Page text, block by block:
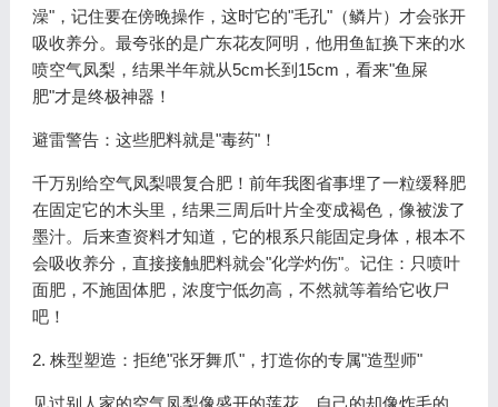
澡"，记住要在傍晚操作，这时它的"毛孔"（鳞片）才会张开
吸收养分。最夸张的是广东花友阿明，他用鱼缸换下来的水
喷空气凤梨，结果半年就从5cm长到15cm，看来"鱼屎
肥"才是终极神器！
避雷警告：这些肥料就是"毒药"！
千万别给空气凤梨喂复合肥！前年我图省事埋了一粒缓释肥
在固定它的木头里，结果三周后叶片全变成褐色，像被泼了
墨汁。后来查资料才知道，它的根系只能固定身体，根本不
会吸收养分，直接接触肥料就会"化学灼伤"。记住：只喷叶
面肥，不施固体肥，浓度宁低勿高，不然就等着给它收尸
吧！
2. 株型塑造：拒绝"张牙舞爪"，打造你的专属"造型师"
见过别人家的空气凤梨像盛开的莲花，自己的却像炸毛的